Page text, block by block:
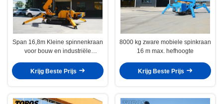
Span 16,8m Kleine spinnenkraan
voor bouw en industriële
Krijg Beste Prijs
8000 kg zware mobiele spinkraan
16 m max. hefhoogte
Krijg Beste Prijs